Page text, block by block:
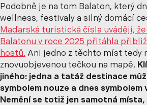
Podobně je na tom Balaton, který
wellness, festivaly a silný domácí
Maďarská turistická čísla uvádějí,
Balatonu v roce 2025 přitáhla
hostů. Ani jedno z těchto míst tedy
znovuobjevenou tečkou na mapě.
jiného: jedna a tatáž destinace
symbolem nouze a dnes
Nemění se totiž jen samotná